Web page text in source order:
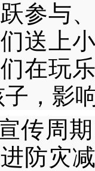
参与
送上
在玩
，影
传周
防灾